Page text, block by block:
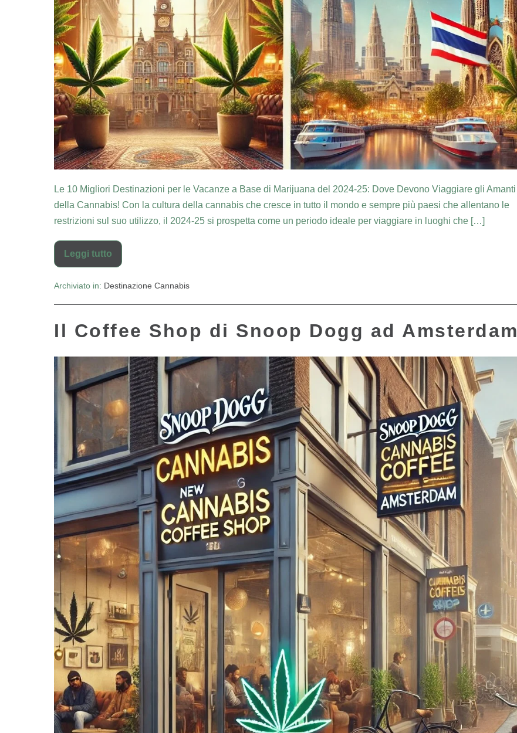
Le 10 Migliori Destinazioni per le Vacanze a Base di Marijuana del 2024-25: Dove Devono Viaggiare gli Amanti
della Cannabis! Con la cultura della cannabis che cresce in tutto il mondo e sempre più paesi che allentano le
restrizioni sul suo utilizzo, il 2024-25 si prospetta come un periodo ideale per viaggiare in luoghi che […]
Leggi tutto
Archiviato in: Destinazione Cannabis
Il Coffee Shop di Snoop Dogg ad Amsterdam